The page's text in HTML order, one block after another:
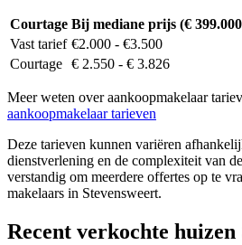
Courtage Bij mediane prijs (€
Vast tarief €2.000 - €3.500
Courtage € 2.550 - € 3.826
Meer weten over aankoopmakelaar
aankoopmakelaar tarieven
Deze tarieven kunnen variëren
dienstverlening en de complexiteit van
verstandig om meerdere offertes op te
makelaars in Stevensweert.
Recent verkochte huizen